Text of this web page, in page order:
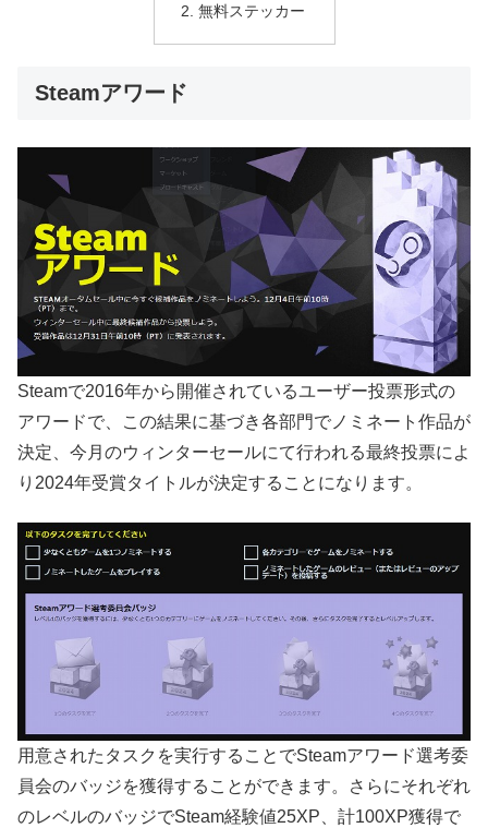
無料ステッカー
Steamアワード
Steamで2016年から開催されているユーザー投票形式の
アワードで、この結果に基づき各部門でノミネート作品が
決定、今月のウィンターセールにて行われる最終投票によ
り2024年受賞タイトルが決定することになります。
用意されたタスクを実行することでSteamアワード選考委
員会のバッジを獲得することができます。さらにそれぞれ
のレベルのバッジでSteam経験値25XP、計100XP獲得で